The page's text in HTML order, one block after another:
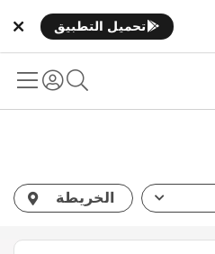
تحميل التطبيق
الخريطة